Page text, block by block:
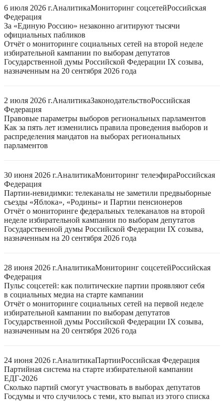
6 июля 2026 г.АналитикаМониторинг соцсетейРоссийская
Федерация
За «Единую Россию» незаконно агитируют тысячи
официальных пабликов
Отчёт о мониторинге социальных сетей на второй неделе
избирательной кампании по выборам депутатов
Государственной думы Российской Федерации IX созыва,
назначенным на 20 сентября 2026 года
2 июля 2026 г.АналитикаЗаконодательствоРоссийская
Федерация
Правовые параметры выборов региональных парламентов
Как за пять лет изменились правила проведения выборов и
распределения мандатов на выборах региональных
парламентов
30 июня 2026 г.АналитикаМониторинг телеэфираРоссийская
Федерация
Партии-невидимки: телеканалы не заметили предвыборные
съезды «Яблока», «Родины» и Партии пенсионеров
Отчёт о мониторинге федеральных телеканалов на второй
неделе избирательной кампании по выборам депутатов
Государственной думы Российской Федерации IX созыва,
назначенным на 20 сентября 2026 года
28 июня 2026 г.АналитикаМониторинг соцсетейРоссийская
Федерация
Пульс соцсетей: как политические партии проявляют себя
в социальных медиа на старте кампании
Отчёт о мониторинге социальных сетей на первой неделе
избирательной кампании по выборам депутатов
Государственной думы Российской Федерации IX созыва,
назначенным на 20 сентября 2026 года
24 июня 2026 г.АналитикаПартииРоссийская Федерация
Партийная система на старте избирательной кампании
ЕДГ-2026
Сколько партий смогут участвовать в выборах депутатов
Госдумы и что случилось с теми, кто выпал из этого списка